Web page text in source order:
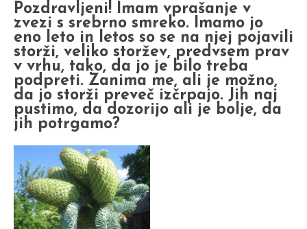
Pozdravljeni! Imam vprašanje v
zvezi s srebrno smreko. Imamo jo
eno leto in letos so se na njej pojavili
storži, veliko storžev, predvsem prav
v vrhu, tako, da jo je bilo treba
podpreti. Zanima me, ali je možno,
da jo storži preveč izčrpajo. Jih naj
pustimo, da dozorijo ali je bolje, da
jih potrgamo?